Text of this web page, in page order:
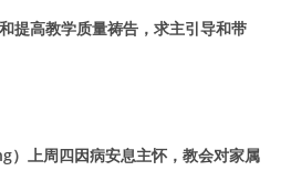
提高教学质量祷告，求主引导和带
）上周四因病安息主怀，教会对家属